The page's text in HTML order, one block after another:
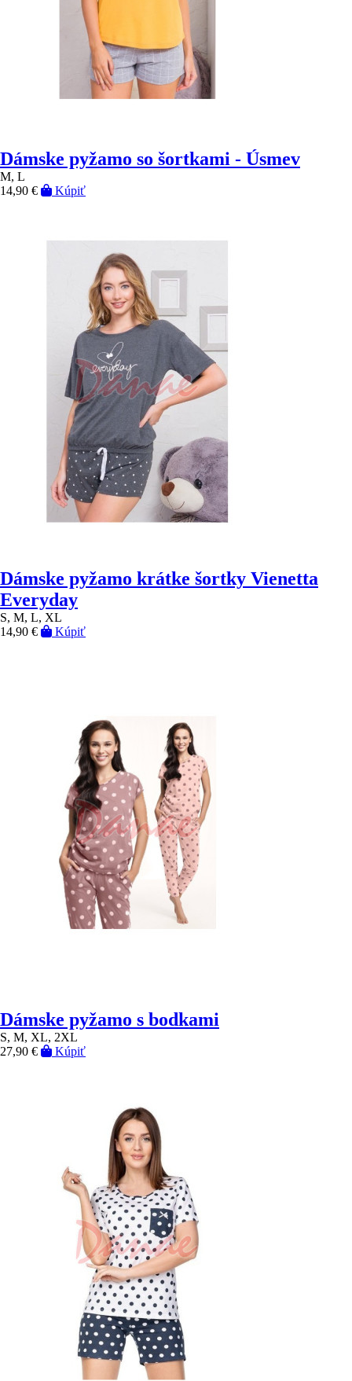
Dámske pyžamo so šortkami - Úsmev
M, L
14,90 €
Kúpiť
Dámske pyžamo krátke šortky Vienetta
Everyday
S, M, L, XL
14,90 €
Kúpiť
Dámske pyžamo s bodkami
S, M, XL, 2XL
27,90 €
Kúpiť